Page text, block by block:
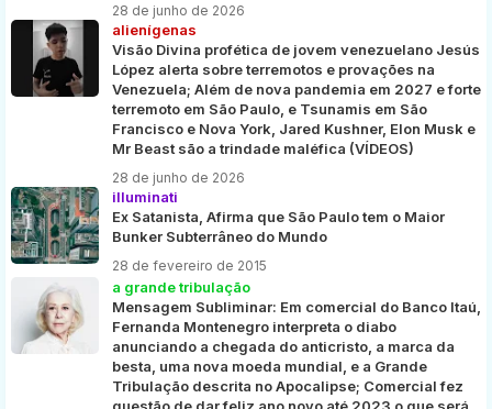
28 de junho de 2026
alienígenas
Visão Divina profética de jovem venezuelano Jesús
López alerta sobre terremotos e provações na
Venezuela; Além de nova pandemia em 2027 e forte
terremoto em São Paulo, e Tsunamis em São
Francisco e Nova York, Jared Kushner, Elon Musk e
Mr Beast são a trindade maléfica (VÍDEOS)
28 de junho de 2026
illuminati
Ex Satanista, Afirma que São Paulo tem o Maior
Bunker Subterrâneo do Mundo
28 de fevereiro de 2015
a grande tribulação
Mensagem Subliminar: Em comercial do Banco Itaú,
Fernanda Montenegro interpreta o diabo
anunciando a chegada do anticristo, a marca da
besta, uma nova moeda mundial, e a Grande
Tribulação descrita no Apocalipse; Comercial fez
questão de dar feliz ano novo até 2023 o que será